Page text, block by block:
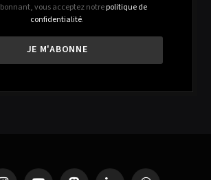
vous acceptez notrepolitique de
confidentialité.